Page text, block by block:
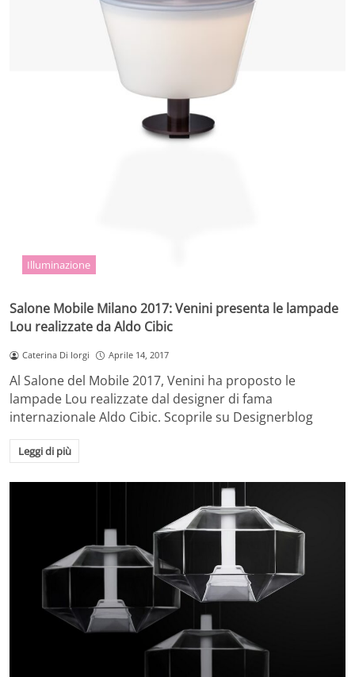
Illuminazione
Salone Mobile Milano 2017: Venini presenta le lampade
Lou realizzate da Aldo Cibic
Caterina Di Iorgi Aprile 14, 2017
Al Salone del Mobile 2017, Venini ha proposto le
lampade Lou realizzate dal designer di fama
internazionale Aldo Cibic. Scoprile su Designerblog
Leggi di più